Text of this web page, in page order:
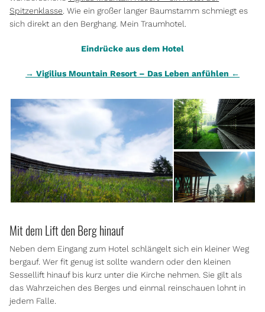
Spitzenklasse. Wie ein großer langer Baumstamm schmiegt es
sich direkt an den Berghang. Mein Traumhotel.
Eindrücke aus dem Hotel
→ Vigilius Mountain Resort – Das Leben anfühlen ←
Mit dem Lift den Berg hinauf
Neben dem Eingang zum Hotel schlängelt sich ein kleiner Weg
bergauf. Wer fit genug ist sollte wandern oder den kleinen
Sessellift hinauf bis kurz unter die Kirche nehmen. Sie gilt als
das Wahrzeichen des Berges und einmal reinschauen lohnt in
jedem Falle.